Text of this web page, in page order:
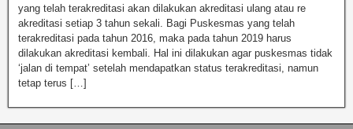
yang telah terakreditasi akan dilakukan akreditasi ulang atau re
akreditasi setiap 3 tahun sekali. Bagi Puskesmas yang telah
terakreditasi pada tahun 2016, maka pada tahun 2019 harus
dilakukan akreditasi kembali. Hal ini dilakukan agar puskesmas tidak
‘jalan di tempat’ setelah mendapatkan status terakreditasi, namun
tetap terus […]